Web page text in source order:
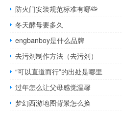
防火门安装规范标准有哪些
冬天酵母要多久
engbanboy是什么品牌
去污剂制作方法（去污剂）
“可以直道而行”的出处是哪里
过年怎么让父母感觉温馨
梦幻西游地图背景怎么换